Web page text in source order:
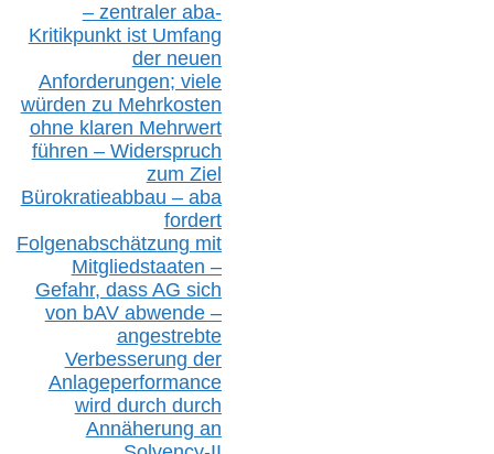
– zentraler aba-
Kritikpunkt ist Umfang
der neuen
Anforderungen; viele
würden zu Mehrkosten
ohne klaren Mehrwert
führen – Widerspruch
zum Ziel
Bürokratieabbau – aba
fordert
Folgenabschätzung mit
Mitgliedstaaten –
Gefahr, dass AG sich
von bAV abwende –
angestrebte
Verbesserung der
Anlageperformance
wird durch durch
Annäherung an